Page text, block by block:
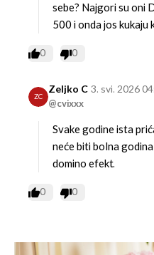
sebe? Najgori su oni
500 i onda jos kukaju
0 0
ZC
Zeljko C
@cvixxx
3. svi. 2026
Svake godine ista
neće biti bolna
domino efekt.
0 0